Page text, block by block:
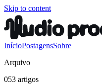
Skip to content
InícioPostagensSobre
Arquivo
053 artigos